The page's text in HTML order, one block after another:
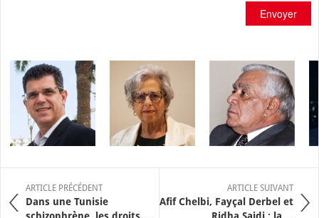
Envoyer
ARTICLE PRÉCÉDENT
Dans une Tunisie
ARTICLE SUIVANT
Afif Chelbi, Fayçal Derbel et